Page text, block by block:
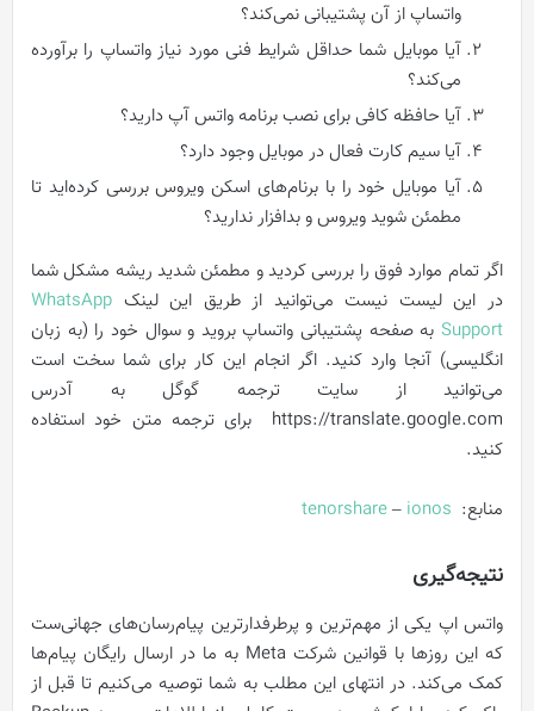
واتساپ از آن پشتیبانی نمی‌کند؟
آیا موبایل شما حداقل شرایط فنی مورد نیاز واتساپ را برآورده
می‌کند؟
آیا حافظه کافی برای نصب برنامه واتس آپ دارید؟
آیا سیم کارت فعال در موبایل وجود دارد؟
آیا موبایل خود را با برنام‌های اسکن ویروس بررسی کرده‌اید تا
مطمئن شوید ویروس و بدافزار ندارید؟
اگر تمام موارد فوق را بررسی کردید و مطمئن شدید ریشه مشکل شما
در این لیست نیست می‌توانید از طریق این لینک WhatsApp
Support به صفحه پشتیبانی واتساپ بروید و سوال خود را (به زبان
انگلیسی) آنجا وارد کنید. اگر انجام این کار برای شما سخت است
می‌توانید از سایت ترجمه گوگل به آدرس
https://translate.google.com برای ترجمه متن خود استفاده
کنید.
منابع: tenorshare– ionos
نتیجه‌گیری
واتس اپ یکی از مهم‌ترین و پرطرفدارترین پیام‌رسان‌های جهانی‌ست
که این روزها با قوانین شرکت Meta به ما در ارسال رایگان پیام‌ها
کمک می‌کند. در انتهای این مطلب به شما توصیه می‌کنیم تا قبل از